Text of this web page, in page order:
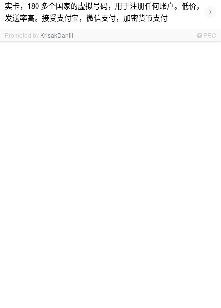
实卡，180 多个国家的虚拟号码，用于注册任何账户。低价，
发送率高。接受支付宝，微信支付，加密货币支付
›
Promoted by KrisakDaniil PRO